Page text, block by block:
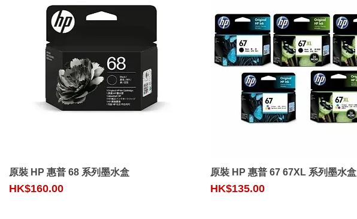
Quick View
原裝 HP 惠普 68 系列墨水盒
Price
HK$160.00
Quick View
原裝 HP 惠普 67 67XL 系列墨水盒
Price
HK$135.00